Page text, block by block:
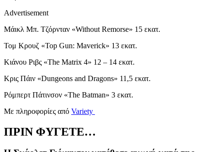
Advertisement
Μάικλ Μπ. Τζόρνταν «Without Remorse» 15 εκατ.
Τομ Κρουζ «Top Gun: Maverick» 13 εκατ.
Κιάνου Ριβς «The Matrix 4» 12 – 14 εκατ.
Κρις Πάιν «Dungeons and Dragons» 11,5 εκατ.
Ρόμπερτ Πάτινσον «The Batman» 3 εκατ.
Με πληροφορίες από Variety
ΠΡΙΝ ΦΥΓΕΤΕ…